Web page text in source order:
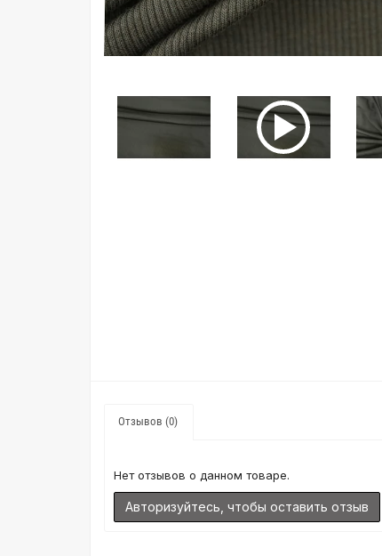
Отзывов (0)
Нет отзывов о данном товаре.
Авторизуйтесь, чтобы оставить отзыв